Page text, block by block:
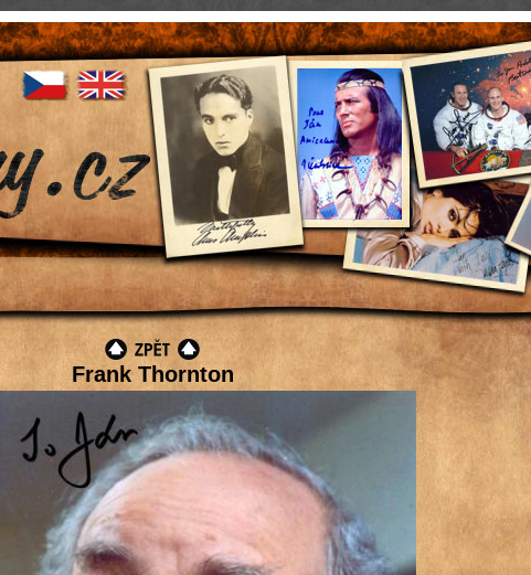
Frank Thornton